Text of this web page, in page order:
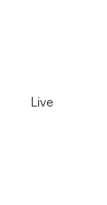
Live